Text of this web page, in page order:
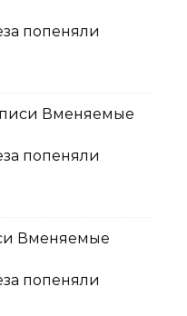
попеняли
Вменяемые
попеняли
Вменяемые
попеняли